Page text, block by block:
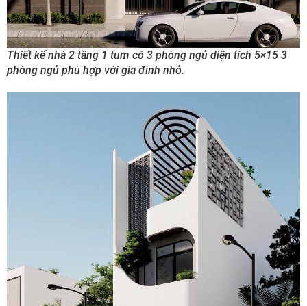
Thiết kế nhà 2 tầng 1 tum có 3 phòng ngủ diện tích 5×15 3
phòng ngủ phù hợp với gia đình nhỏ.